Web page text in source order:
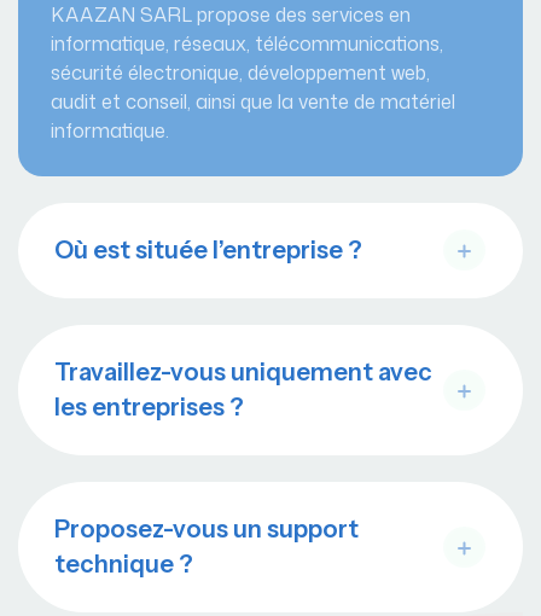
KAAZAN SARL propose des services en
informatique, réseaux, télécommunications,
sécurité électronique, développement web,
audit et conseil, ainsi que la vente de matériel
informatique.
Où est située l’entreprise ?
Travaillez-vous uniquement avec
les entreprises ?
Proposez-vous un support
technique ?